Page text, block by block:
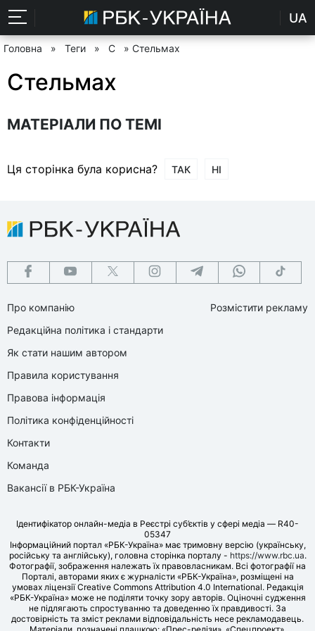
UA
Головна » Теги » С » Стельмах
Стельмах
МАТЕРІАЛИ ПО ТЕМІ
Ця сторінка була корисна? ТАК НІ
Про компанію
Редакційна політика і стандарти
Як стати нашим автором
Правила користування
Правова інформація
Політика конфіденційності
Контакти
Команда
Вакансії в РБК-Україна
Розмістити рекламу
Ідентифікатор онлайн-медіа в Реєстрі суб’єктів у сфері медіа — R40-
05347
Інформаційний портал «РБК-Україна» має тримовну версію (українську,
російську та англійську), головна сторінка порталу - https://www.rbc.ua.
Фотографії, зображення належать їх правовласникам. Всі фотографії на
Порталі, авторами яких є журналісти «РБК-Україна», розміщені на
умовах ліцензії Creative Commons Attribution 4.0 International. Редакція
«РБК-Україна» може не поділяти точку зору авторів. Оціночні судження
не підлягають спростуванню та доведенню їх правдивості. За
достовірність та зміст реклами відповідальність несе рекламодавець.